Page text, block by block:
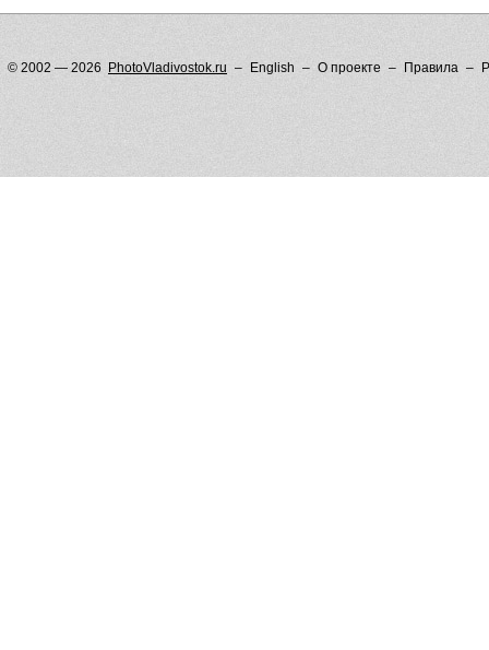
© 2002 — 2026 PhotoVladivostok.ru English О проекте Правила